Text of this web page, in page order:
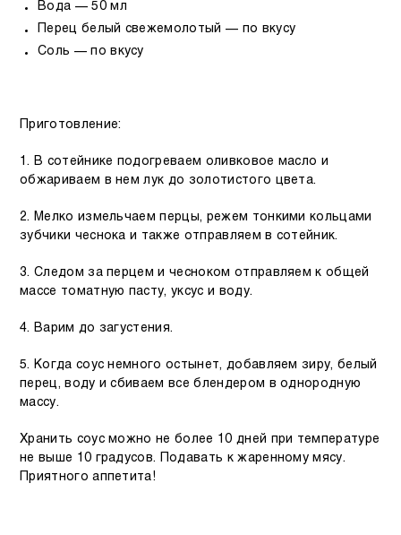
Вода — 50 мл
Перец белый свежемолотый — по вкусу
Соль — по вкусу
Приготовление:
1. В сотейнике подогреваем оливковое масло и
обжариваем в нем лук до золотистого цвета.
2. Мелко измельчаем перцы, режем тонкими кольцами
зубчики чеснока и также отправляем в сотейник.
3. Следом за перцем и чесноком отправляем к общей
массе томатную пасту, уксус и воду.
4. Варим до загустения.
5. Когда соус немного остынет, добавляем зиру, белый
перец, воду и сбиваем все блендером в однородную
массу.
Хранить соус можно не более 10 дней при температуре
не выше 10 градусов. Подавать к жаренному мясу.
Приятного аппетита!